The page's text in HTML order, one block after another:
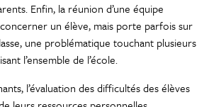
Enfin, la réunion d’une équipe
un élève, mais porte parfois sur
une problématique touchant plusieurs
l’ensemble de l’école.
l’évaluation des difficultés des élèves